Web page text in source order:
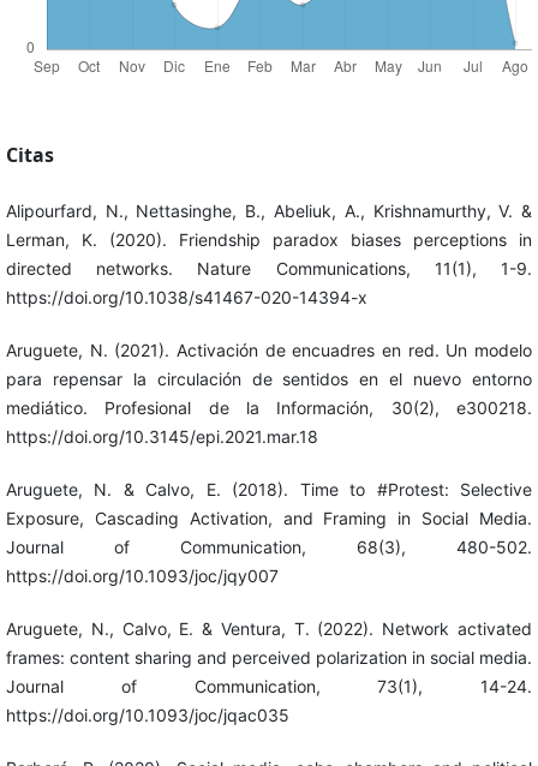
Citas
Alipourfard, N., Nettasinghe, B., Abeliuk, A., Krishnamurthy, V. &
Lerman, K. (2020). Friendship paradox biases perceptions in
directed networks. Nature Communications, 11(1), 1-9.
https://doi.org/10.1038/s41467-020-14394-x
Aruguete, N. (2021). Activación de encuadres en red. Un modelo
para repensar la circulación de sentidos en el nuevo entorno
mediático. Profesional de la Información, 30(2), e300218.
https://doi.org/10.3145/epi.2021.mar.18
Aruguete, N. & Calvo, E. (2018). Time to #Protest: Selective
Exposure, Cascading Activation, and Framing in Social Media.
Journal of Communication, 68(3), 480-502.
https://doi.org/10.1093/joc/jqy007
Aruguete, N., Calvo, E. & Ventura, T. (2022). Network activated
frames: content sharing and perceived polarization in social media.
Journal of Communication, 73(1), 14-24.
https://doi.org/10.1093/joc/jqac035